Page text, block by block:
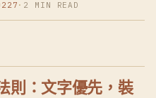
· 2 MIN READ
則：文字優先，裝